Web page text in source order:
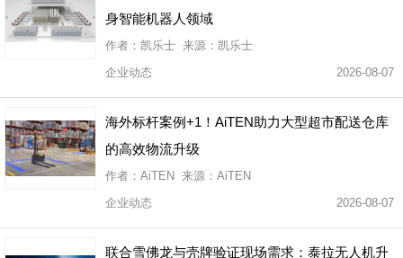
身智能机器人领域
作者：凯乐士 来源：凯乐士
企业动态
2026-08-07
海外标杆案例+1！AiTEN助力大型超市配送仓库
的高效物流升级
作者：AiTEN 来源：AiTEN
企业动态
2026-08-07
联合雪佛龙与壳牌验证现场需求：泰拉无人机升